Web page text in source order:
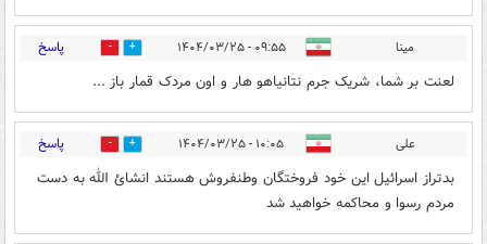
مینا ۰۹:۵۵ - ۱۴۰۴/۰۳/۲۵ 2 پاسخ
لعنت بر شما، شریک جرم نتانیاهو هار و اون مردک قمار باز ...
علی ۱۰:۰۵ - ۱۴۰۴/۰۳/۲۵ 2 پاسخ
بدتراز اسرائیل این خود فروختگان وطنفروش هستند انشائ الله به دست
مردم رسوا و محاکمه خواهید شد